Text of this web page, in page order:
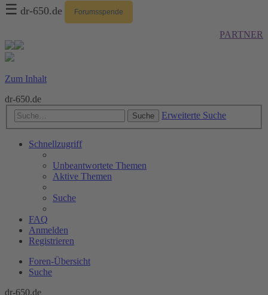
☰ dr-650.de Forumsspende
PARTNER
Zum Inhalt
dr-650.de
Suche Erweiterte Suche
Schnellzugriff
Unbeantwortete Themen
Aktive Themen
Suche
FAQ
Anmelden
Registrieren
Foren-Übersicht
Suche
dr-650.de